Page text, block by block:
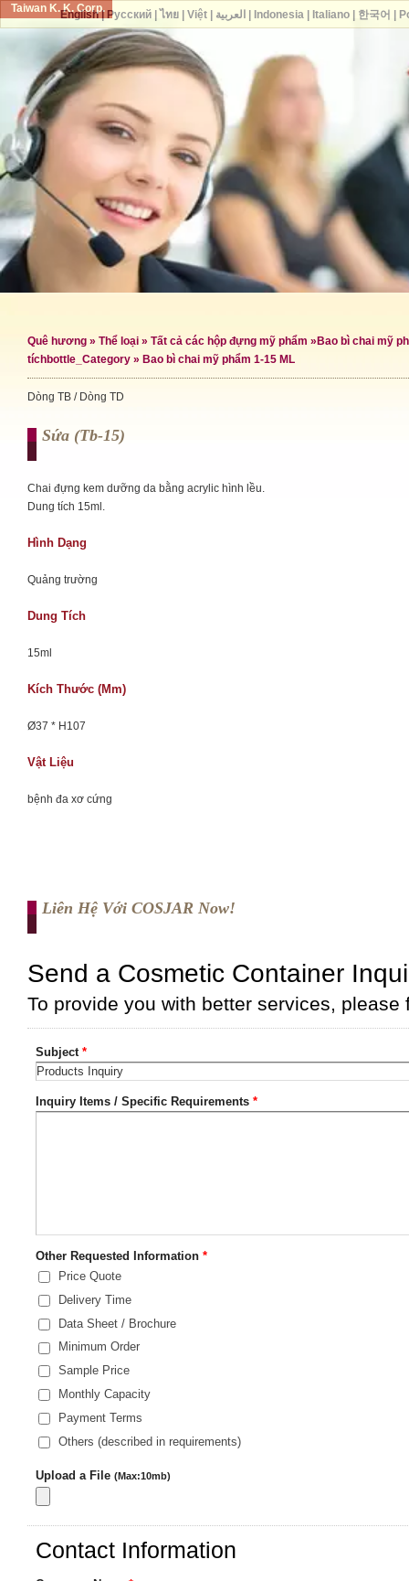
Taiwan K. K. Corp.
Quê hương » Thể loại » Tất cả các hộp đựng mỹ phẩm » Bao bì chai mỹ
tíchbottle_Category » Bao bì chai mỹ phẩm 1-15 ML
Dòng TB / Dòng TD
Sứa (tb-15)
Chai đựng kem dưỡng da bằng acrylic hình lều.
Dung tích 15ml.
Hình Dạng
Quảng trường
Dung Tích
15ml
Kích Thước (mm)
Ø37 * H107
Vật Liệu
bệnh đa xơ cứng
Liên Hệ Với COSJAR Now!
English| Русский| ไทย| Việt| العربية Indonesia| Italiano| 한국어